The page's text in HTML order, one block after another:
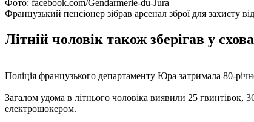
Фото: facebook.com/Gendarmerie-du-Jura
Французький пенсіонер зібрав арсенал зброї для захисту від
Літній чоловік також зберігав у
Поліція французького департаменту Юра затримала 80-
Загалом удома в літнього чоловіка виявили 25 гвинтівок,
електрошокером.